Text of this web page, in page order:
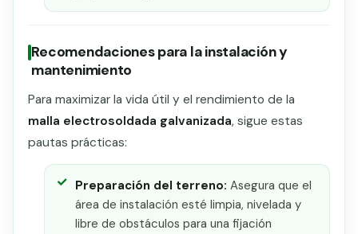
Recomendaciones para la instalación y
mantenimiento
Para maximizar la vida útil y el rendimiento de la
malla electrosoldada galvanizada, sigue estas
pautas prácticas:
Preparación del terreno: Asegura que el
área de instalación esté limpia, nivelada y
libre de obstáculos para una fijación